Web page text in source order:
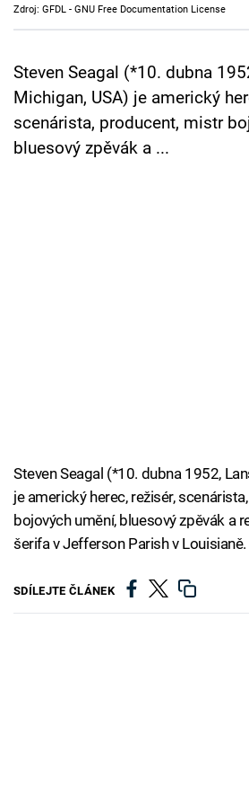
Cool Esport
Pořady
TV Program
Sledujte prima+
Zdroj: GFDL - GNU Free Documentation License
Steven Seagal (*10. dubna
Michigan, USA) je americký
scenárista, producent, mistr
bluesový zpěvák a ...
Steven Seagal (*10. dubna 1952,
je americký herec, režisér,
bojových umění, bluesový zpěvák a
šerifa v Jefferson Parish v Louisianě.
SDÍLEJTE ČLÁNEK